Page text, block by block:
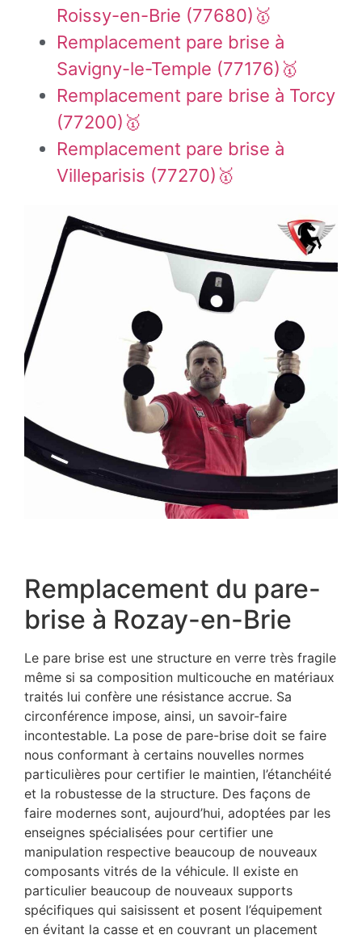
Roissy-en-Brie (77680)🥇
Remplacement pare brise à
Savigny-le-Temple (77176)🥇
Remplacement pare brise à Torcy
(77200)🥇
Remplacement pare brise à
Villeparisis (77270)🥇
Remplacement du pare-
brise à Rozay-en-Brie
Le pare brise est une structure en verre très fragile
même si sa composition multicouche en matériaux
traités lui confère une résistance accrue. Sa
circonférence impose, ainsi, un savoir-faire
incontestable. La pose de pare-brise doit se faire
nous conformant à certains nouvelles normes
particulières pour certifier le maintien, l’étanchéité
et la robustesse de la structure. Des façons de
faire modernes sont, aujourd’hui, adoptées par les
enseignes spécialisées pour certifier une
manipulation respective beaucoup de nouveaux
composants vitrés de la véhicule. Il existe en
particulier beaucoup de nouveaux supports
spécifiques qui saisissent et posent l’équipement
en évitant la casse et en couvrant un placement